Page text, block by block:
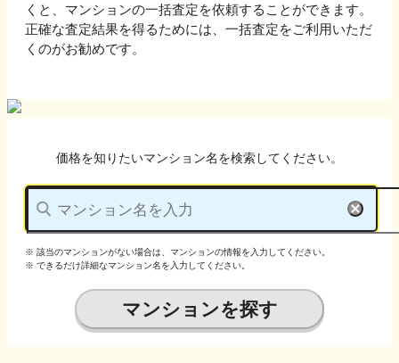
くと、マンションの一括査定を依頼することができます。
正確な査定結果を得るためには、一括査定をご利用いただ
くのがお勧めです。
価格を知りたいマンション名を検索してください。
※ 該当のマンションがない場合は、マンションの情報を入力してください。
※ できるだけ詳細なマンション名を入力してください。
マンションを探す